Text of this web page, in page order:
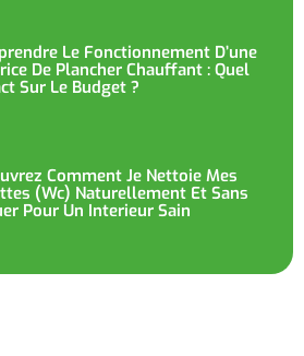
Le Fonctionnement D’une
De Plancher Chauffant : Quel
Sur Le Budget ?
Comment Je Nettoie Mes
(wc) Naturellement Et Sans
Pour Un Interieur Sain